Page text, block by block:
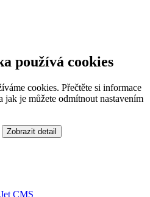
používá cookies
cookies. Přečtěte si informace
jak je můžete odmítnout nastavením
Zobrazit detail
CMS